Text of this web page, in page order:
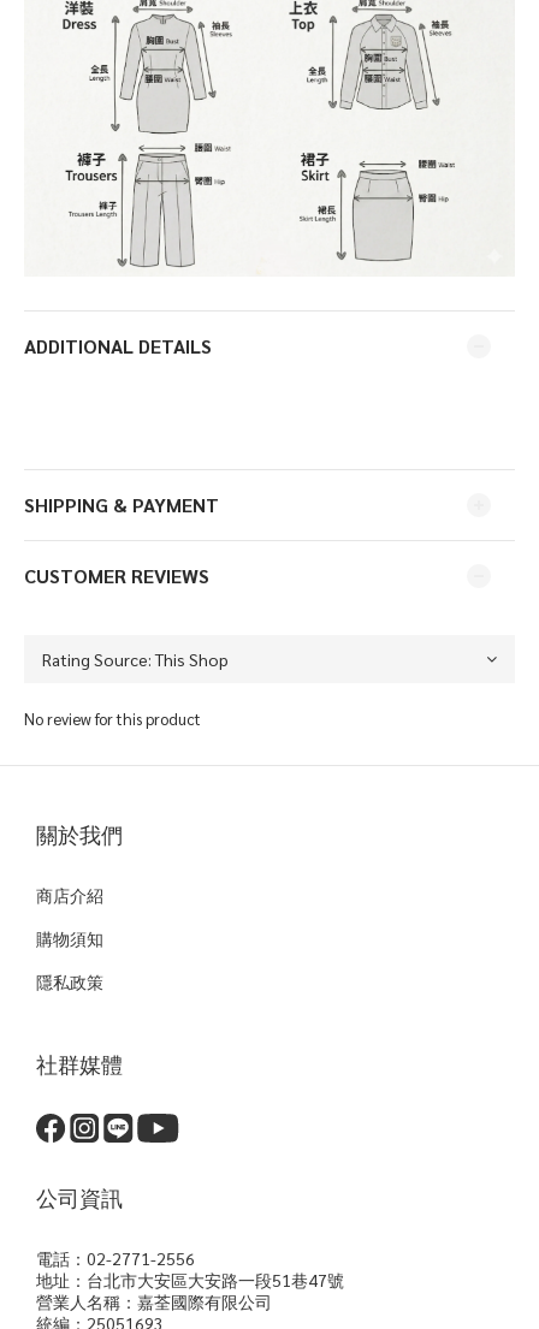
ADDITIONAL DETAILS
SHIPPING & PAYMENT
CUSTOMER REVIEWS
No review for this product
關於我們
商店介紹
購物須知
隱私政策
社群媒體
公司資訊
電話：02-2771-2556
地址：台北市大安區大安路一段51巷47號
營業人名稱：嘉荃國際有限公司
統編：25051693